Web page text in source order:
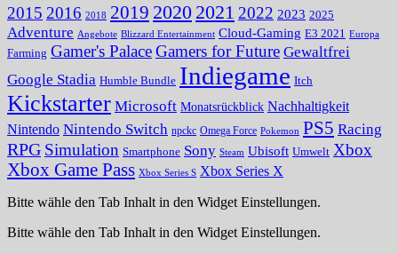
2015 2016 2018 2019 2020 2021 2022 2023 2025
Adventure Angebote Blizzard Entertainment Cloud-Gaming E3 2021 Europa
Farming Gamer's PalaceGamers for Future Gewaltfrei
Google Stadia Humble Bundle Indiegame Itch
Kickstarter Microsoft Monatsrückblick Nachhaltigkeit
Nintendo Nintendo Switch npckc Omega Force Pokemon PS5 Racing
RPG Simulation Smartphone Sony Steam Ubisoft Umwelt Xbox
Xbox Game Pass Xbox Series S Xbox Series X
Bitte wähle den Tab Inhalt in den Widget Einstellungen.
Bitte wähle den Tab Inhalt in den Widget Einstellungen.